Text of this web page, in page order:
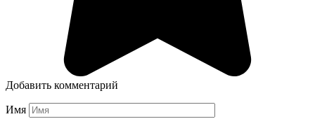
Добавить комментарий
Имя